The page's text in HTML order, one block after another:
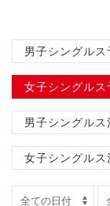
男子シングルス
女子シングルス
男子シングルス
女子シングルス